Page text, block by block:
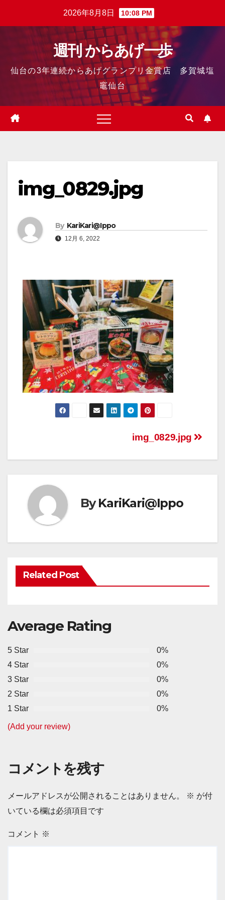
2026年8月8日 10:08 PM
週刊 からあげ一歩
仙台の3年連続からあげグランプリ金賞店 多賀城塩
竈仙台
img_0829.jpg
By KariKari@Ippo
12月 6, 2022
img_0829.jpg
ByKariKari@Ippo
Related Post
Average Rating
5 Star
0%
4 Star
0%
3 Star
0%
2 Star
0%
1 Star
0%
(Add your review)
コメントを残す
メールアドレスが公開されることはありません。 ※ が付
いている欄は必須項目です
コメント ※